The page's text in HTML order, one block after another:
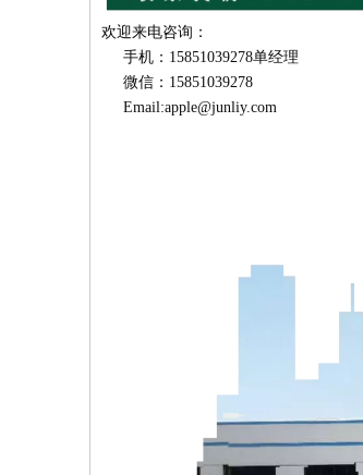
欢迎来电咨询：
手机：15851039278单经理
微信：15851039278
Email:apple@junliy.com